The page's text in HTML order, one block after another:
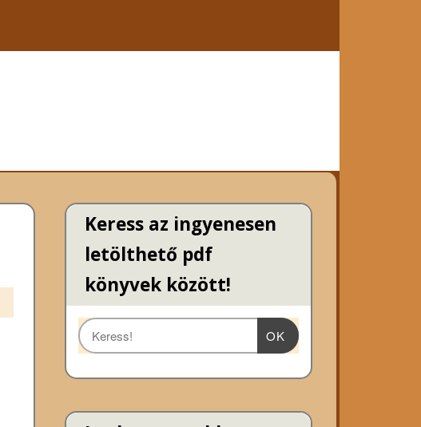
Keress az ingyenesen
letölthető pdf
könyvek között!
OK